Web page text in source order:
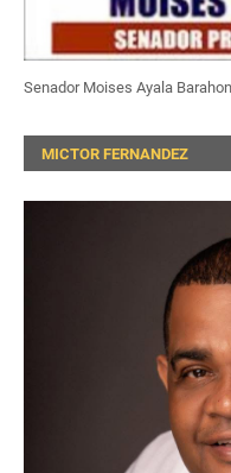
Senador Moises Ayala
MICTOR FERNANDEZ